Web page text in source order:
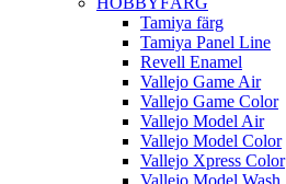
Tamiya färg
Tamiya Panel Line
Revell Enamel
Vallejo Game Air
Vallejo Game Color
Vallejo Model Air
Vallejo Model Color
Vallejo Xpress Color
Vallejo Model Wash